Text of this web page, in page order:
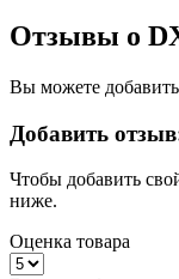
Отзывы о
Вы можете добавить
Добавить
Чтобы добавить
ниже.
Оценка товара